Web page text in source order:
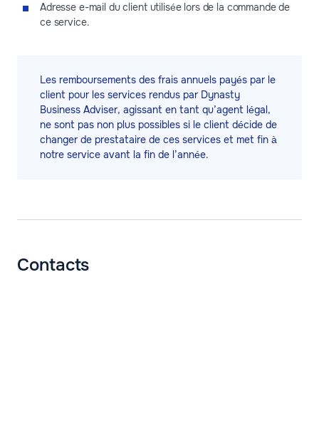
Adresse e-mail du client utilisée lors de la commande de
ce service.
Les remboursements des frais annuels payés par le
client pour les services rendus par Dynasty
Business Adviser, agissant en tant qu’agent légal,
ne sont pas non plus possibles si le client décide de
changer de prestataire de ces services et met fin à
notre service avant la fin de l’année.
Contacts